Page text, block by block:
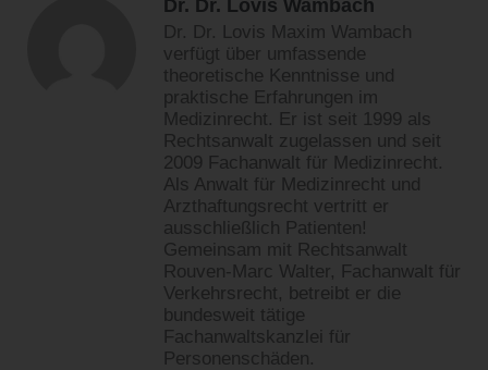
Dr. Dr. Lovis Wambach
Dr. Dr. Lovis Maxim Wambach
verfügt über umfassende
theoretische Kenntnisse und
praktische Erfahrungen im
Medizinrecht. Er ist seit 1999 als
Rechtsanwalt zugelassen und seit
2009 Fachanwalt für Medizinrecht.
Als Anwalt für Medizinrecht und
Arzthaftungsrecht vertritt er
ausschließlich Patienten!
Gemeinsam mit Rechtsanwalt
Rouven-Marc Walter, Fachanwalt für
Verkehrsrecht, betreibt er die
bundesweit tätige
Fachanwaltskanzlei für
Personenschäden.